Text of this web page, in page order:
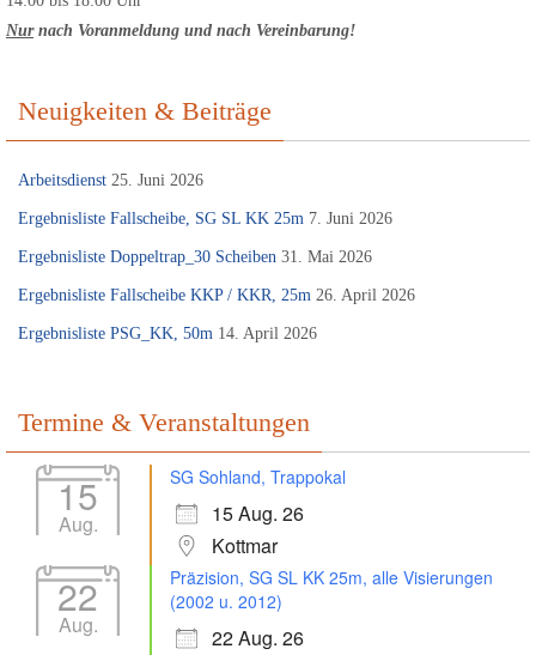
Nurnach Voranmeldung und nach Vereinbarung!
Neuigkeiten & Beiträge
Arbeitsdienst 25. Juni 2026
Ergebnisliste Fallscheibe, SG SL KK 25m 7. Juni 2026
Ergebnisliste Doppeltrap_30 Scheiben 31. Mai 2026
Ergebnisliste Fallscheibe KKP / KKR, 25m 26. April 2026
Ergebnisliste PSG_KK, 50m 14. April 2026
Termine & Veranstaltungen
15
Aug.
SG Sohland, Trappokal
15 Aug. 26
Kottmar
22
Aug.
Präzision, SG SL KK 25m, alle Visierungen
(2002 u. 2012)
22 Aug. 26